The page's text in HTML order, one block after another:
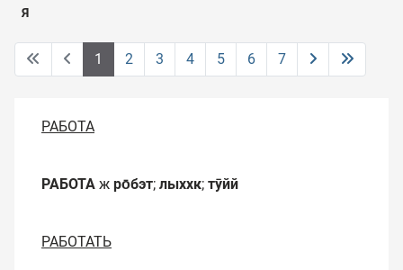
Я
1 2 3 4 5 6 7
РАБОТА
РАБОТА ж ро̄бэт; лыххк; тӯйй
РАБОТАТЬ